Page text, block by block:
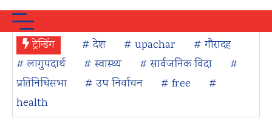
ट्रेन्डिंग # देश # upachar
# गौरादह
# लागुपदार्थ
# स्वास्थ्य # सार्वजनिक विदा
#
प्रतिनिधिसभा
# उप निर्वाचन # free
#
health